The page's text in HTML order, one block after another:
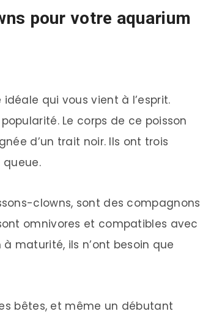
pour votre aquarium
qui vous vient à l’esprit.
Le corps de ce poisson
d’un trait noir. Ils ont trois
clowns, sont des compagnons
omnivores et compatibles avec
maturité, ils n’ont besoin que
bêtes, et même un débutant